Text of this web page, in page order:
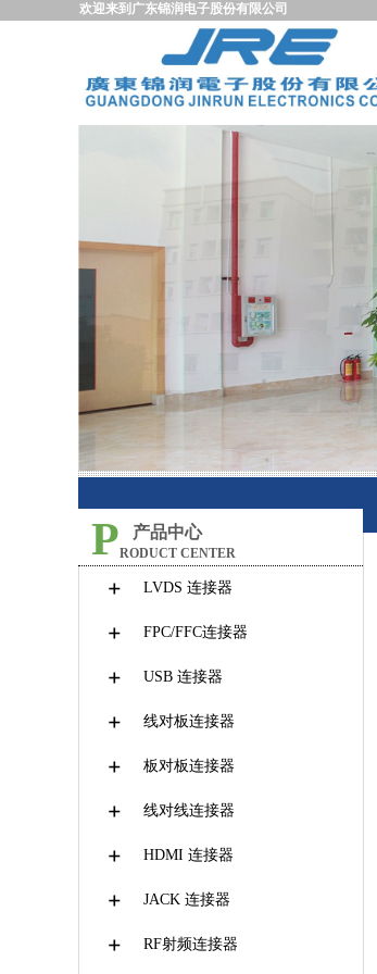
欢迎来到广东锦润电子股份有限公司
LVDS 连接器
FPC/FFC连接器
USB 连接器
线对板连接器
板对板连接器
线对线连接器
HDMI 连接器
JACK 连接器
RF射频连接器
P 产品中心
RODUCT CENTER